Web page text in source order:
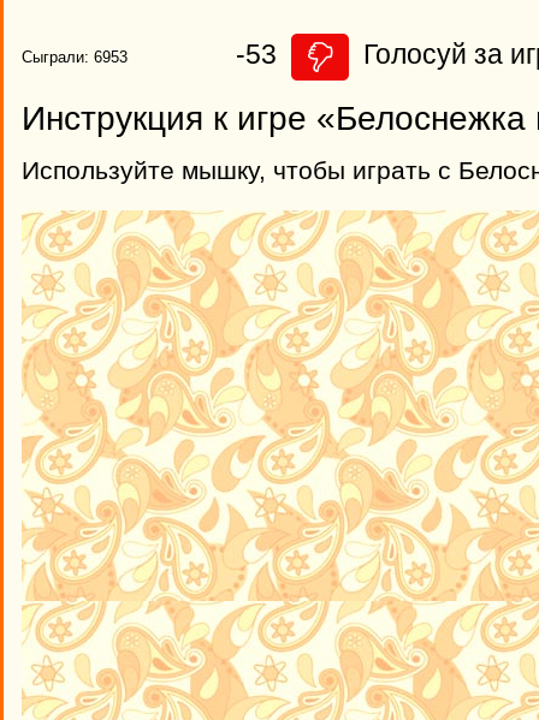
Сыграли: 6953 -53 Голосуй за
Инструкция к игре «Белоснежка
Используйте мышку, чтобы играть с